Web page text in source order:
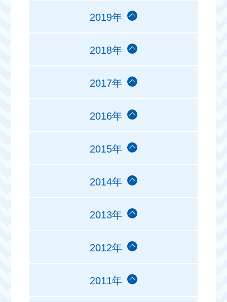
2019年
2018年
2017年
2016年
2015年
2014年
2013年
2012年
2011年